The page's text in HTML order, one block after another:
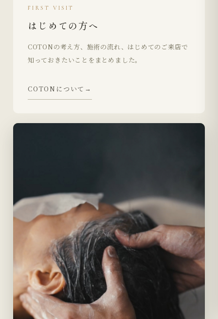
Follow Me
FIRST VISIT
はじめての方へ
COTONの考え方、施術の流れ、はじめてのご来店で
知っておきたいことをまとめました。
COTONについて →
24時間ご予約受付中
ご予約はこちら